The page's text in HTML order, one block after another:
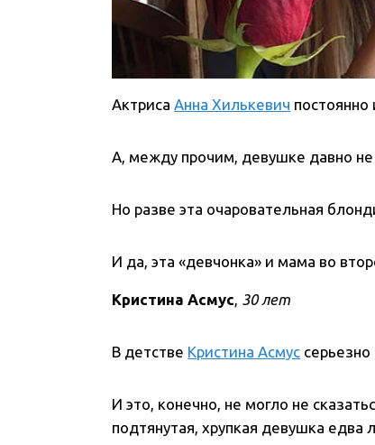
АктрисаАнна Хилькевич постоянно
А, между прочим, девушке давно не
Но разве эта очаровательная
И да, эта «девчонка» и мама во
Кристина Асмус, 30 лет
В детстве Кристина Асмус
И это, конечно, не могло не
подтянутая, хрупкая девушка едва